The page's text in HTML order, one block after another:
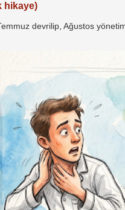
hikaye)
devrilip, Ağustos